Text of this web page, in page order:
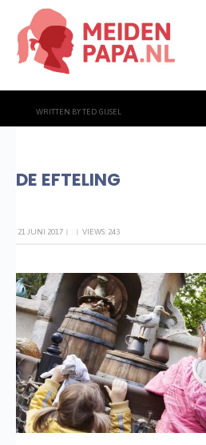
WRITTEN BYTED GIJSEL
DE EFTELING
21 JUNI 2017 | | VIEWS: 243